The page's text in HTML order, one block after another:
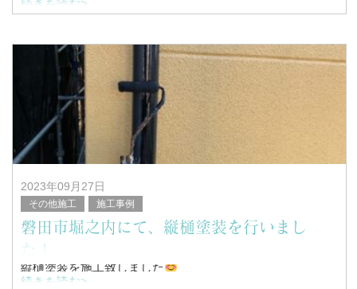
こんにちは！
浜松市南区を中心に塗装工事全般を行っている、
塗替家の堤と申します。
&nb
続きを読む>
2023年09月27日
その他施工 施工事例
磐田市堀之内にて、縦樋塗装を行いまし
た！
縦樋塗装を施工致しました
続きを読む>